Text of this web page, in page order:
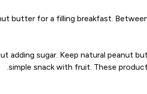
butter for a filling breakfast.
adding sugar. Keep natural peanut
simple snack with fruit. These